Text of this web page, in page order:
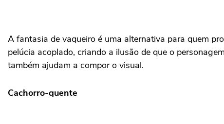
A fantasia de vaqueiro é uma alternativa para quem
pelúcia acoplado, criando a ilusão de que o
também ajudam a compor o visual.
Cachorro-quente